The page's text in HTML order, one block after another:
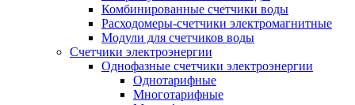
Комбинированные счетчики воды
Расходомеры-счетчики электромагнитные
Модули для счетчиков воды
Счетчики электроэнергии
Однофазные счетчики электроэнергии
Однотарифные
Многотарифные